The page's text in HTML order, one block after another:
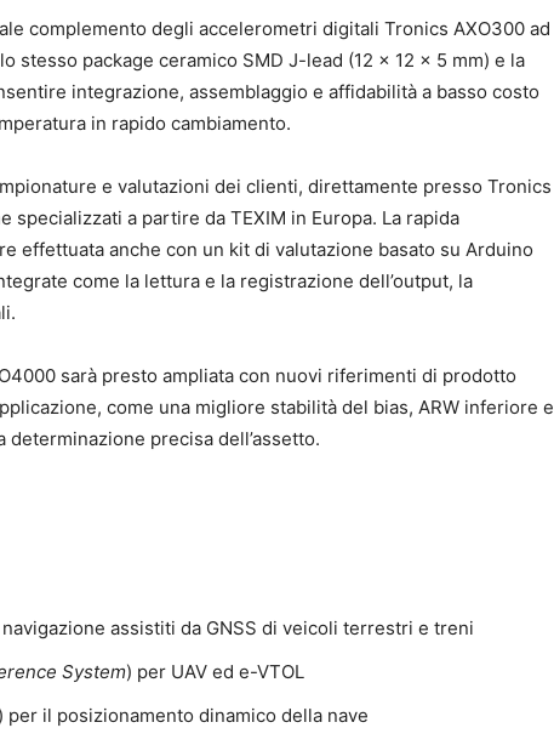
complemento degli accelerometri digitali Tronics AXO300 ad
stesso package ceramico SMD J-lead (12 x 12 x 5 mm) e la
integrazione, assemblaggio e affidabilità a basso costo
in rapido cambiamento.
e valutazioni dei clienti, direttamente presso Tronics
specializzati a partire da TEXIM in Europa. La rapida
effettuata anche con un kit di valutazione basato su Arduino
come la lettura e la registrazione dell’output, la
sarà presto ampliata con nuovi riferimenti di prodotto
come una migliore stabilità del bias, ARW inferiore e
precisa dell’assetto.
assistiti da GNSS di veicoli terrestri e treni
System) per UAV ed e-VTOL
) per il posizionamento dinamico della nave